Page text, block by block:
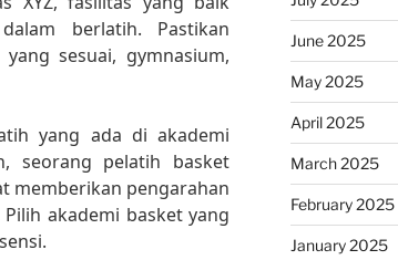
berlatih. Pastikan
sesuai, gymnasium,
yang ada di akademi
seorang pelatih basket
memberikan pengarahan
akademi basket yang
June 2025
May 2025
April 2025
March 2025
February 2025
January 2025